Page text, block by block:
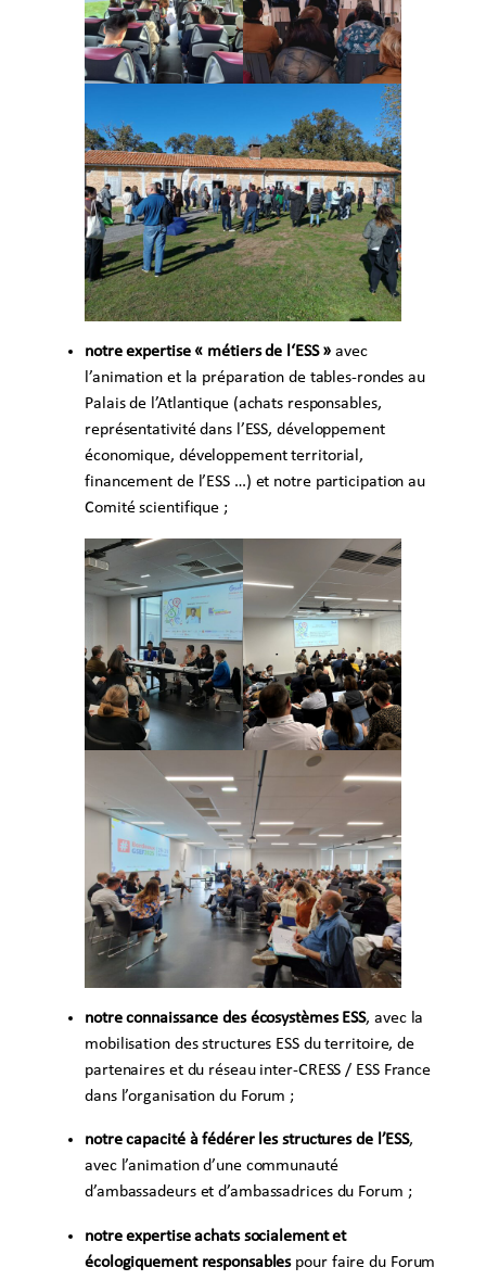
notre expertise « métiers de l‘ESS » avec
l’animation et la préparation de tables-rondes au
Palais de l’Atlantique (achats responsables,
représentativité dans l’ESS, développement
économique, développement territorial,
financement de l’ESS …) et notre participation au
Comité scientifique ;
notre connaissance des écosystèmes ESS, avec la
mobilisation des structures ESS du territoire, de
partenaires et du réseau inter-CRESS / ESS France
dans l’organisation du Forum ;
notre capacité à fédérer les structures de l’ESS,
avec l’animation d’une communauté
d’ambassadeurs et d’ambassadrices du Forum ;
notre expertise achats socialement et
écologiquement responsablespour faire du Forum